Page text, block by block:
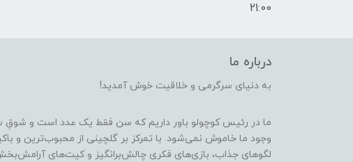
21:00
درباره ما
به دنیای سرگرمی و خلاقیت خوش آمدید!
ما در رئیس کوچولو باور داریم که سن فقط یک عدد است و شوقِ
وجود ما خاموش نمی‌شود. با تمرکز بر گلچینی از محبوب‌ترین و
لگوهای جذاب، بازی‌های فکری چالش‌برانگیز و کیت‌های